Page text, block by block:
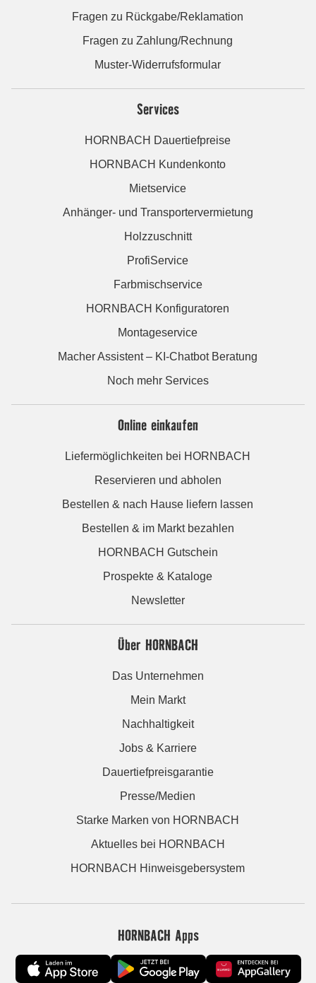
Fragen zu Rückgabe/Reklamation
Fragen zu Zahlung/Rechnung
Muster-Widerrufsformular
Services
HORNBACH Dauertiefpreise
HORNBACH Kundenkonto
Mietservice
Anhänger- und Transportervermietung
Holzzuschnitt
ProfiService
Farbmischservice
HORNBACH Konfiguratoren
Montageservice
Macher Assistent – KI-Chatbot Beratung
Noch mehr Services
Online einkaufen
Liefermöglichkeiten bei HORNBACH
Reservieren und abholen
Bestellen & nach Hause liefern lassen
Bestellen & im Markt bezahlen
HORNBACH Gutschein
Prospekte & Kataloge
Newsletter
Über HORNBACH
Das Unternehmen
Mein Markt
Nachhaltigkeit
Jobs & Karriere
Dauertiefpreisgarantie
Presse/Medien
Starke Marken von HORNBACH
Aktuelles bei HORNBACH
HORNBACH Hinweisgebersystem
HORNBACH Apps